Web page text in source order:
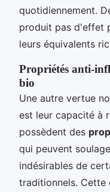
quotidiennement.
produit pas d'effet
leurs équivalents
Propriétés anti-
bio
Une autre vertue
est leur capacité à
possèdent des
qui peuvent
indésirables de
traditionnels. Cette